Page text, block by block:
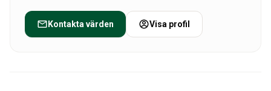
naturen. Missa inte vinterfisket, finska fiskare
vandrar till sjön Puruvesi på grund av stora abborrar,
Kontakta värden Visa profil